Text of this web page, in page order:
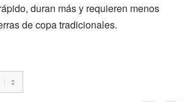
duran más y requieren menos
de copa tradicionales.